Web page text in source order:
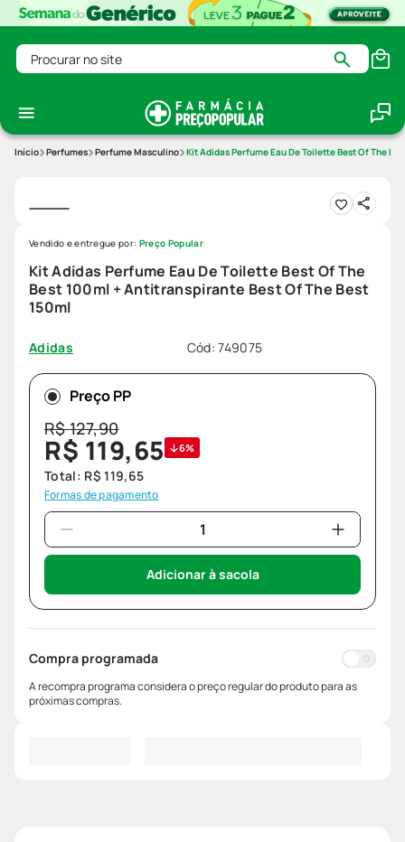
Procurar no site
Perfumes Perfume Masculino Kit Adidas Perfume Eau De Toilette Best Of The
Kit Adidas Perfume Eau De Toilette Best Of The
Best 100ml + Antitranspirante Best Of The Best
150ml
Adidas Cód:749075
Vendido e entregue por: Preço Popular
Preço PP
R$127,90
R$ 119,65 6%
Total: R$ 119,65
Formas de pagamento
Adicionar à sacola
Compra programada
A recompra programa considera o preço regular do produto para as
próximas compras.